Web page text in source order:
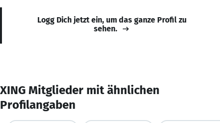
Logg Dich jetzt ein, um das ganze Profil zu
sehen.
XING Mitglieder mit ähnlichen
Profilangaben